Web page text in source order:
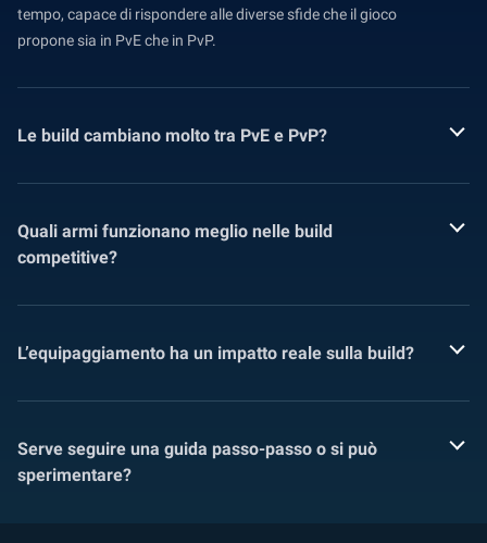
tempo, capace di rispondere alle diverse sfide che il gioco
propone sia in PvE che in PvP.
Le build cambiano molto tra PvE e PvP?
Quali armi funzionano meglio nelle build
competitive?
L’equipaggiamento ha un impatto reale sulla build?
Serve seguire una guida passo-passo o si può
sperimentare?